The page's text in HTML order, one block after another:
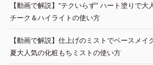
【動画で解説】“テクいらず” ハート塗りで大
チーク＆ハイライトの使い方
【動画で解説】仕上げのミストでベースメイ
夏大人気の化粧もちミストの使い方